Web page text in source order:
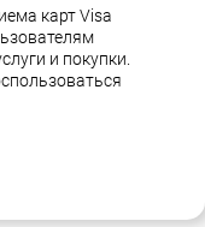
карт Visa
и покупки.